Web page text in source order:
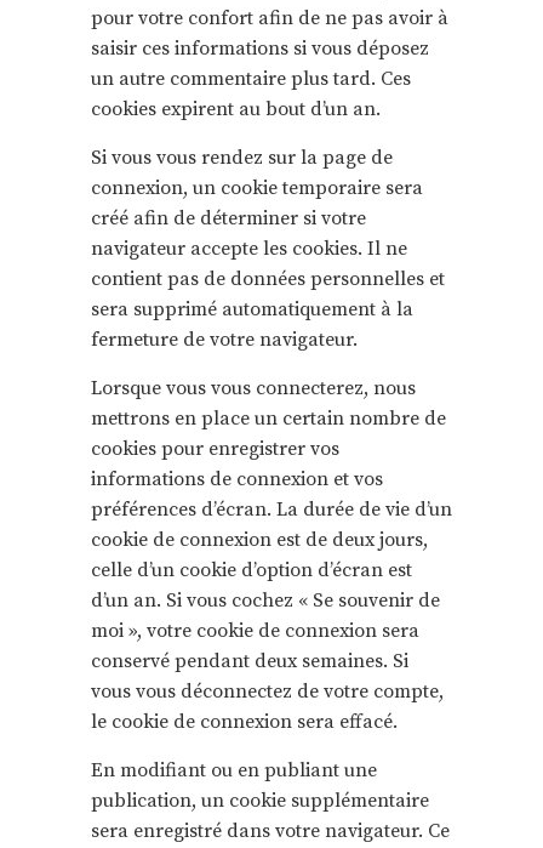
pour votre confort afin de ne pas avoir à
saisir ces informations si vous déposez
un autre commentaire plus tard. Ces
cookies expirent au bout d’un an.
Si vous vous rendez sur la page de
connexion, un cookie temporaire sera
créé afin de déterminer si votre
navigateur accepte les cookies. Il ne
contient pas de données personnelles et
sera supprimé automatiquement à la
fermeture de votre navigateur.
Lorsque vous vous connecterez, nous
mettrons en place un certain nombre de
cookies pour enregistrer vos
informations de connexion et vos
préférences d’écran. La durée de vie d’un
cookie de connexion est de deux jours,
celle d’un cookie d’option d’écran est
d’un an. Si vous cochez « Se souvenir de
moi », votre cookie de connexion sera
conservé pendant deux semaines. Si
vous vous déconnectez de votre compte,
le cookie de connexion sera effacé.
En modifiant ou en publiant une
publication, un cookie supplémentaire
sera enregistré dans votre navigateur. Ce